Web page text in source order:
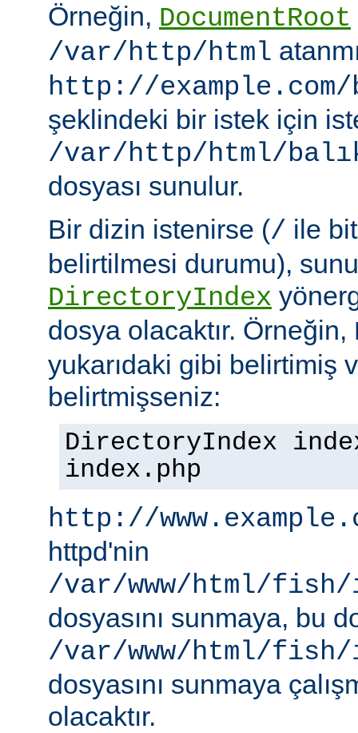
Örneğin, DocumentRoot
/var/http/html
http://
şeklindeki bir istek için
/var/http/html/
dosyası sunulur.
Bir dizin istenirse (/ ile
belirtilmesi durumu),
DirectoryIndex
dosya olacaktır. Örneğin,
yukarıdaki gibi belirtimiş
belirtmişseniz:
DirectoryIndex
index.php
http://
httpd'nin
/var/www/html/
dosyasını sunmaya, bu
/var/www/html/fish/
dosyasını sunmaya
olacaktır.